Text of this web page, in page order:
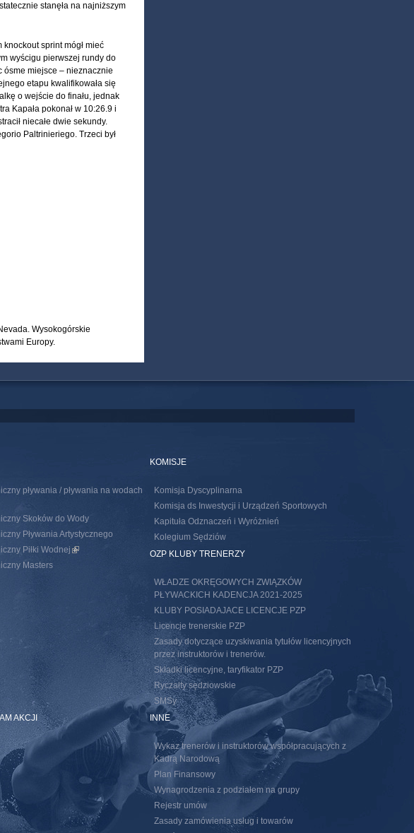
stanęła na najniższym
sprint mógł mieć
wyścigu pierwszej rundy do
ósme miejsce – nieznacznie
etapu kwalifikowała się
o wejście do finału, jednak
Kapała pokonał w 10:26.9 i
niecałe dwie sekundy.
Paltrinieriego. Trzeci był
Wysokogórskie
Europy.
pływania / pływania na wodach
Skoków do Wody
Pływania Artystycznego
Piłki Wodnej (link is external)
Masters
KOMISJE
Komisja Dyscyplinarna
Komisja ds Inwestycji i Urządzeń Sportowych
Kapituła Odznaczeń i Wyróżnień
Kolegium Sędziów
OZP KLUBY TRENERZY
WŁADZE OKRĘGOWYCH ZWIĄZKÓW
PŁYWACKICH KADENCJA 2021-2025
KLUBY POSIADAJACE LICENCJE PZP
Licencje trenerskie PZP
Zasady dotyczące uzyskiwania tytułów licencyjnych
przez instruktorów i trenerów.
Składki licencyjne, taryfikator PZP
Ryczałty sędziowskie
SMSy
AKCJI INNE
Wykaz trenerów i instruktorów współpracujących z
Kadrą Narodową
Plan Finansowy
Wynagrodzenia z podziałem na grupy
Rejestr umów
Zasady zamówienia usług i towarów